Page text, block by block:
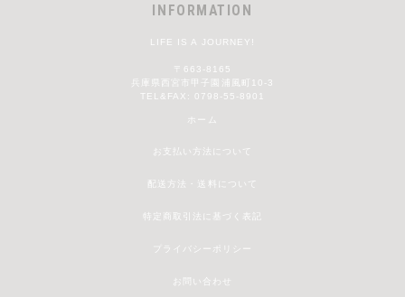
INFORMATION
LIFE IS A JOURNEY!
〒663-8165
兵庫県西宮市甲子園浦風町10-3
TEL&FAX: 0798-55-8901
ホーム
お支払い方法について
配送方法・送料について
特定商取引法に基づく表記
プライバシーポリシー
お問い合わせ